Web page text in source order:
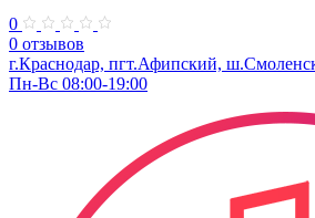
0
0 отзывов
г.Краснодар, пгт.Афипский,
Пн-Вс 08:00-19:00